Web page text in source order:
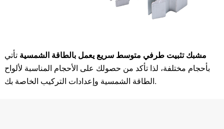
مشبك تثبيت طرفي متوسط سريع يعمل بالطاقة الشمسيةتأتي
بأحجام مختلفة، لذا تأكد من حصولك على الأحجام المناسبة لألواح
الطاقة الشمسية وإعدادات التركيب الخاصة بك.